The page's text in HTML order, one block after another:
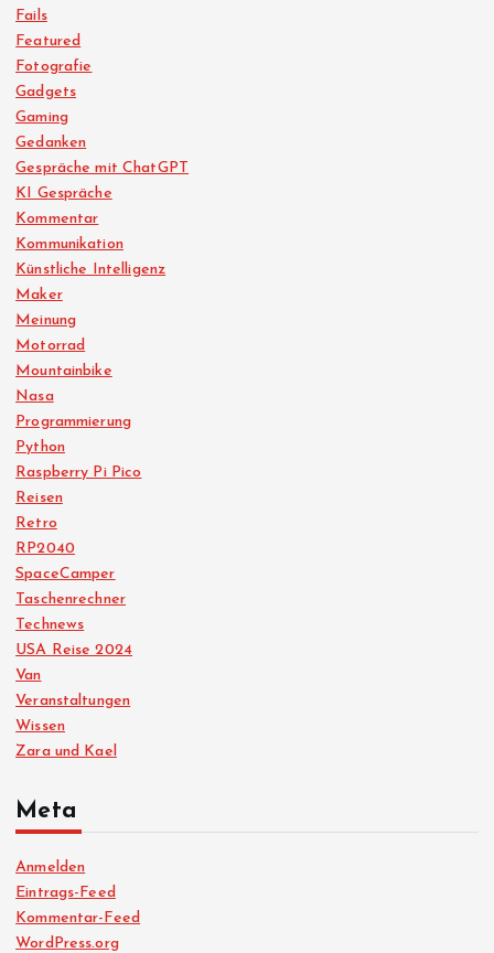
Fails
Featured
Fotografie
Gadgets
Gaming
Gedanken
Gespräche mit ChatGPT
KI Gespräche
Kommentar
Kommunikation
Künstliche Intelligenz
Maker
Meinung
Motorrad
Mountainbike
Nasa
Programmierung
Python
Raspberry Pi Pico
Reisen
Retro
RP2040
SpaceCamper
Taschenrechner
Technews
USA Reise 2024
Van
Veranstaltungen
Wissen
Zara und Kael
Meta
Anmelden
Eintrags-Feed
Kommentar-Feed
WordPress.org